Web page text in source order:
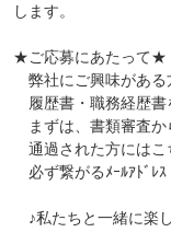
します。
★ご応募にあたって★
弊社にご興味がある
履歴書・職務経歴
まずは、書類審査か
通過された方にはこ
必ず繋がるﾒｰﾙｱﾄﾞﾚｽ
♪私たちと一緒に楽